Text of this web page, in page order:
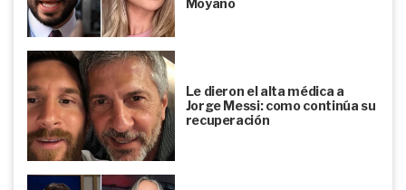
Moyano
Le dieron el alta médica a
Jorge Messi: como continúa su
recuperación